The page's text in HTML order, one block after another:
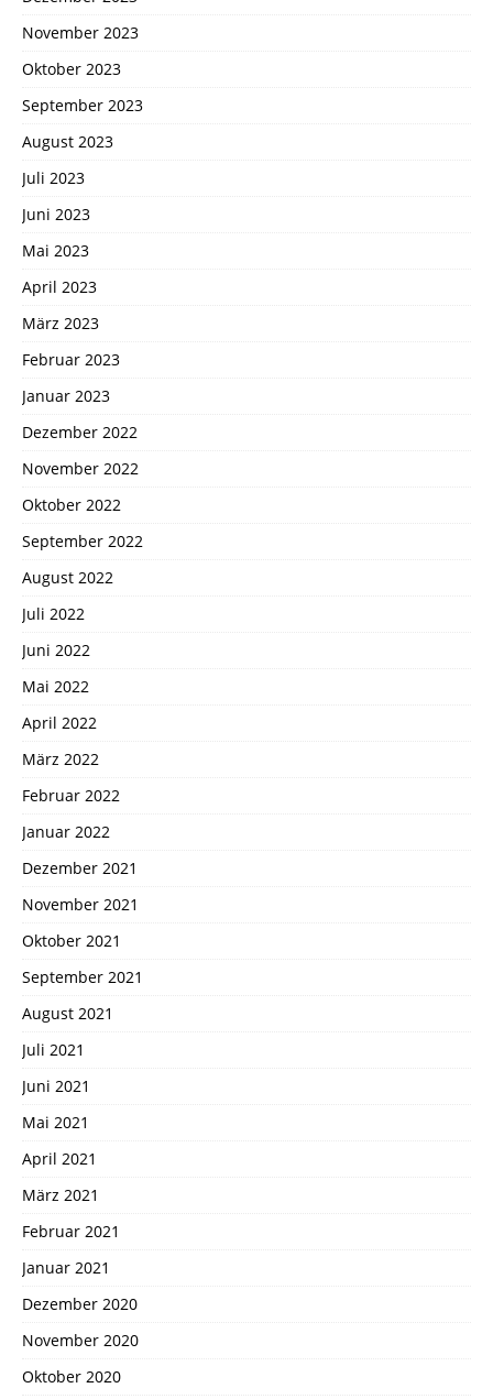
November 2023
Oktober 2023
September 2023
August 2023
Juli 2023
Juni 2023
Mai 2023
April 2023
März 2023
Februar 2023
Januar 2023
Dezember 2022
November 2022
Oktober 2022
September 2022
August 2022
Juli 2022
Juni 2022
Mai 2022
April 2022
März 2022
Februar 2022
Januar 2022
Dezember 2021
November 2021
Oktober 2021
September 2021
August 2021
Juli 2021
Juni 2021
Mai 2021
April 2021
März 2021
Februar 2021
Januar 2021
Dezember 2020
November 2020
Oktober 2020